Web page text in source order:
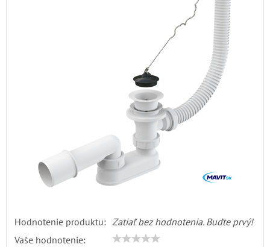
Hodnotenie produktu: Zatiaľ bez hodnotenia. Buďte prvý!
Vaše hodnotenie: